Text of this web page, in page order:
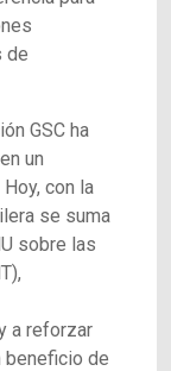
de
GSC ha
un
con la
se suma
sobre las
a reforzar
beneficio de